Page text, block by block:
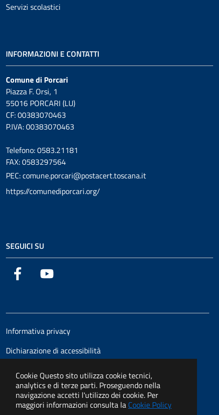
Cookie Questo sito utilizza cookie tecnici,
analytics e di terze parti. Proseguendo nella
navigazione accetti l'utilizzo dei cookie. Per
maggiori informazioni consulta la Cookie Policy
Servizi scolastici
INFORMAZIONI E CONTATTI
Comune di Porcari
Piazza F. Orsi, 1
55016 PORCARI (LU)
CF: 00383070463
P.IVA: 00383070463
Telefono: 0583.21181
FAX: 0583297564
PEC: comune.porcari@postacert.toscana.it
https://comunediporcari.org/
SEGUICI SU
Facebook
Informativa privacy
Dichiarazione di accessibilità